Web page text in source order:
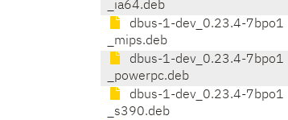
_ia64.deb
dbus-1-dev_0.23.4-7bpo1
_mips.deb
dbus-1-dev_0.23.4-7bpo1
_powerpc.deb
dbus-1-dev_0.23.4-7bpo1
_s390.deb